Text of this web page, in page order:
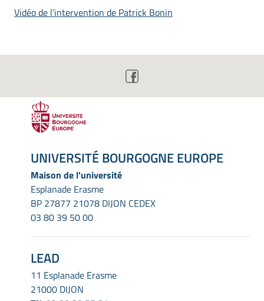
Vidéo de l’intervention de Patrick Bonin
UNIVERSITÉ BOURGOGNE EUROPE
Maison de l'université
Esplanade Erasme
BP 27877 21078 DIJON CEDEX
03 80 39 50 00
LEAD
11 Esplanade Erasme
21000 DIJON